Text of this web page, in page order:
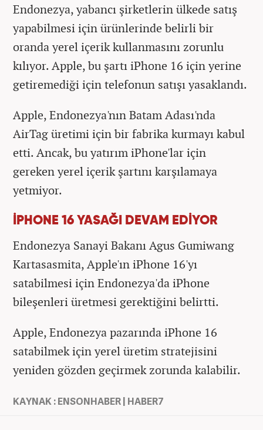
Endonezya, yabancı şirketlerin ülkede satış
yapabilmesi için ürünlerinde belirli bir
oranda yerel içerik kullanmasını zorunlu
kılıyor. Apple, bu şartı iPhone 16 için yerine
getiremediği için telefonun satışı yasaklandı.
Apple, Endonezya'nın Batam Adası'nda
AirTag üretimi için bir fabrika kurmayı kabul
etti. Ancak, bu yatırım iPhone'lar için
gereken yerel içerik şartını karşılamaya
yetmiyor.
İPHONE 16 YASAĞI DEVAM EDİYOR
Endonezya Sanayi Bakanı Agus Gumiwang
Kartasasmita, Apple'ın iPhone 16'yı
satabilmesi için Endonezya'da iPhone
bileşenleri üretmesi gerektiğini belirtti.
Apple, Endonezya pazarında iPhone 16
satabilmek için yerel üretim stratejisini
yeniden gözden geçirmek zorunda kalabilir.
KAYNAK : ENSONHABER | HABER7